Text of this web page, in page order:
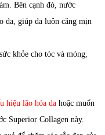
Bên cạnh đó, nước
da, giúp da luôn căng mịn
khỏe cho tóc và móng,
hiệu lão hóa da hoặc muốn
Superior Collagen này.